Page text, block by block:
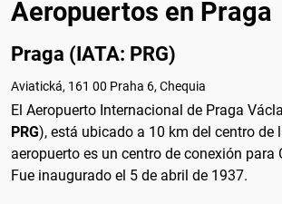
Aeropuertos en Praga
Praga (IATA: PRG)
Aviatická, 161 00 Praha 6, Chequia
El Aeropuerto Internacional de Praga
PRG), está ubicado a 10 km del centro de
aeropuerto es un centro de conexión para
Fue inaugurado el 5 de abril de 1937.